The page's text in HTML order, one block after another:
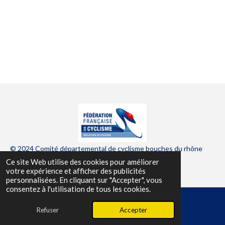
Ce site Web utilise des cookies pour améliorer
votre expérience et afficher des publicités
personnalisées. En cliquant sur "Accepter", vous
consentez à l'utilisation de tous les cookies.
Refuser Accepter
© 2024 Comité départemental de cyclisme bouches du rhône
Propulsé parWebador
E-mail